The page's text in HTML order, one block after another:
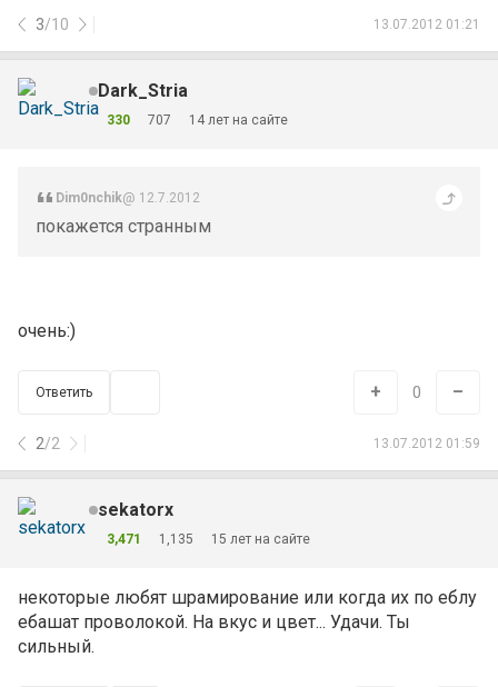
3/10 13.07.2012 01:21
Dark_Stria
330 707 14 лет на сайте
Dim0nchik@ 12.7.2012
покажется странным
очень:)
Ответить
2/2 13.07.2012 01:59
+ 0 –
sekatorx
3,471 1,135 15 лет на сайте
некоторые любят шрамирование или когда их по еблу
ебашат проволокой. На вкус и цвет... Удачи. Ты
сильный.